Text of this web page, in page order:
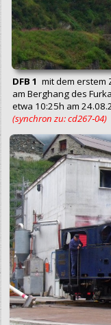
DFB 1 mit dem erstem
am Berghang des
etwa 10:25h am
(synchron zu: cd267‑04)